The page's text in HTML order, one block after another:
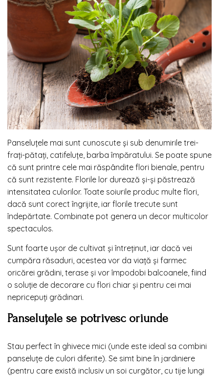
Panseluțele mai sunt cunoscute și sub denumirile trei-
frați-pătați, catifeluțe, barba împăratului. Se poate spune
că sunt printre cele mai răspândite flori bienale, pentru
că sunt rezistente. Florile lor durează și-și păstrează
intensitatea culorilor. Toate soiurile produc multe flori,
dacă sunt corect îngrijite, iar florile trecute sunt
îndepărtate. Combinate pot genera un decor multicolor
spectaculos.
Sunt foarte ușor de cultivat și întreținut, iar dacă vei
cumpăra răsaduri, acestea vor da viață și farmec
oricărei grădini, terase și vor împodobi balcoanele, fiind
o soluție de decorare cu flori chiar și pentru cei mai
nepricepuți grădinari.
Panseluțele se potrivesc oriunde
Stau perfect în ghivece mici (unde este ideal sa combini
panseluțe de culori diferite). Se simt bine în jardiniere
(pentru care există inclusiv un soi curgător, cu tije lungi